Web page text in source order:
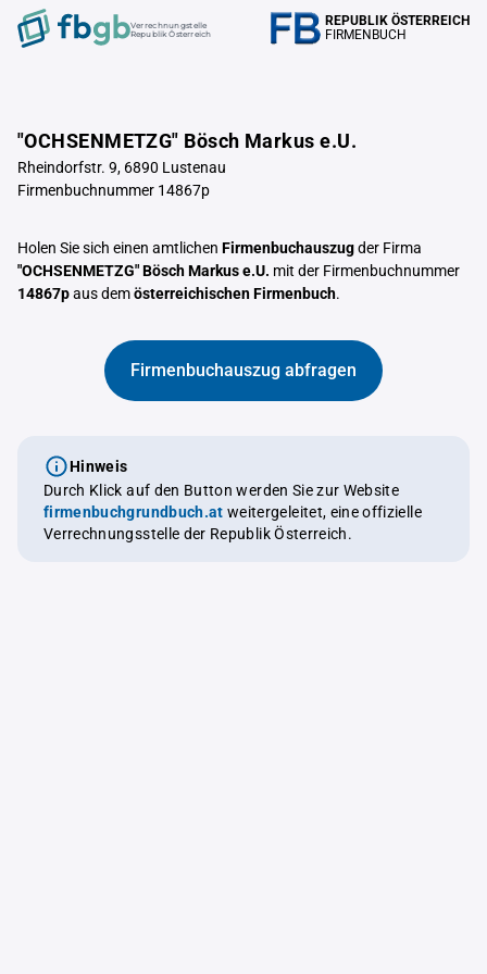
Verrechnungstelle
Republik Österreich
REPUBLIK ÖSTERREICH
FIRMENBUCH
"OCHSENMETZG" Bösch Markus e.U.
Rheindorfstr. 9, 6890 Lustenau
Firmenbuchnummer 14867p
Holen Sie sich einen amtlichen Firmenbuchauszugder Firma
"OCHSENMETZG" Bösch Markus e.U. mit der Firmenbuchnummer
14867paus demösterreichischen Firmenbuch.
Firmenbuchauszug abfragen
Hinweis
Durch Klick auf den Button werden Sie zur Website
firmenbuchgrundbuch.at weitergeleitet, eine offizielle
Verrechnungsstelle der Republik Österreich.